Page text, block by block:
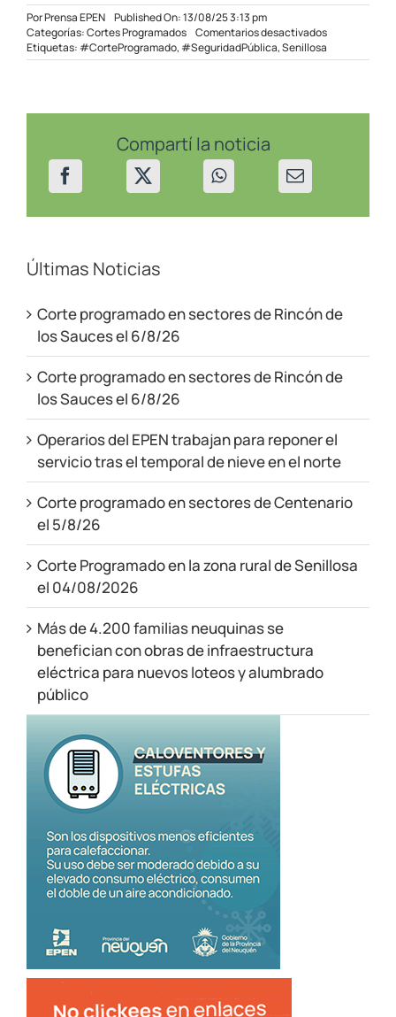
PorPrensa EPEN Published On: 13/08/25 3:13 pm
Categorías:Cortes Programados Comentarios desactivadosen
Corte
programado
Etiquetas: #CorteProgramado, #SeguridadPública,Senillosa
Compartí la noticia
Últimas Noticias
Corte programado en sectores de Rincón de
los Sauces el 6/8/26
Corte programado en sectores de Rincón de
los Sauces el 6/8/26
Operarios del EPEN trabajan para reponer el
servicio tras el temporal de nieve en el norte
Corte programado en sectores de Centenario
el 5/8/26
Corte Programado en la zona rural de Senillosa
el 04/08/2026
Más de 4.200 familias neuquinas se
benefician con obras de infraestructura
eléctrica para nuevos loteos y alumbrado
público